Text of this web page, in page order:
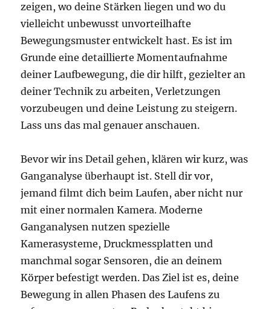
zeigen, wo deine Stärken liegen und wo du
vielleicht unbewusst unvorteilhafte
Bewegungsmuster entwickelt hast. Es ist im
Grunde eine detaillierte Momentaufnahme
deiner Laufbewegung, die dir hilft, gezielter an
deiner Technik zu arbeiten, Verletzungen
vorzubeugen und deine Leistung zu steigern.
Lass uns das mal genauer anschauen.
Bevor wir ins Detail gehen, klären wir kurz, was
Ganganalyse überhaupt ist. Stell dir vor,
jemand filmt dich beim Laufen, aber nicht nur
mit einer normalen Kamera. Moderne
Ganganalysen nutzen spezielle
Kamerasysteme, Druckmessplatten und
manchmal sogar Sensoren, die an deinem
Körper befestigt werden. Das Ziel ist es, deine
Bewegung in allen Phasen des Laufens zu